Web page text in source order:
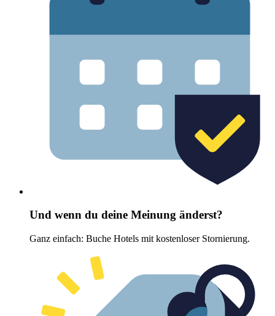
Und wenn du deine Meinung änderst?
Ganz einfach: Buche Hotels mit kostenloser Stornierung.